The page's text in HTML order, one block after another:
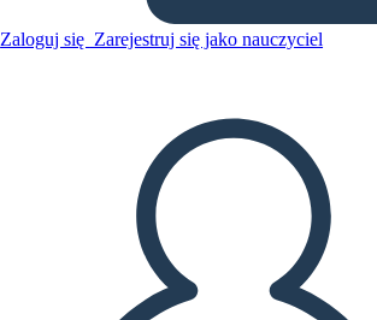
Zaloguj się Zarejestruj się jako nauczyciel
Skopiuj tę scenorys
ODTWARZANIE POKAZU SLAJDÓW
PRZECZYTAJ MI